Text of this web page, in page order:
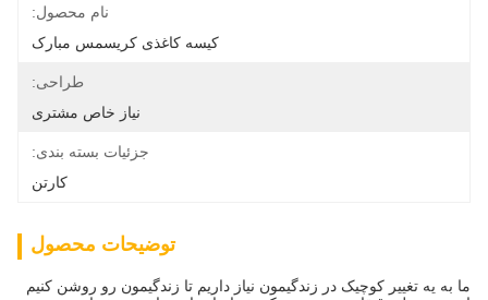
نام محصول:
کیسه کاغذی کریسمس مبارک
طراحی:
نیاز خاص مشتری
جزئیات بسته بندی:
کارتن
توضیحات محصول
ما به يه تغيير کوچيک در زندگيمون نياز داريم تا زندگيمون رو روشن کنيم